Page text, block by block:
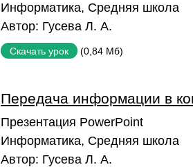
Информатика, Средняя школа
Автор: Гусева Л. А.
Скачать урок (0,84 Мб)
Передача информации в
Презентация PowerPoint
Информатика, Средняя школа
Автор: Гусева Л. А.